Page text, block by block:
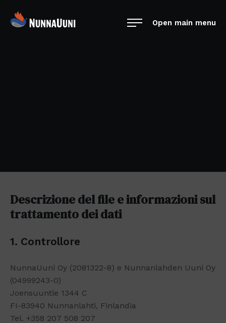
NunnaUuni
Open main menu
Descrizione del file e informazioni sul
trattamento dei dati
1. Controllore
NunnaUuni Oy (2081322-8) e Nunnanlahden Uuni Oy
(04999243-0)
Joensuuntie 1344 C
FI-83940 Nunnanlahti, Finlandia
Tel. +358 207 508 207